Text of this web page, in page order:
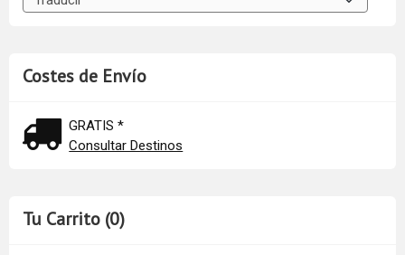
Costes de Envío
GRATIS *
Consultar Destinos
Tu Carrito (0)